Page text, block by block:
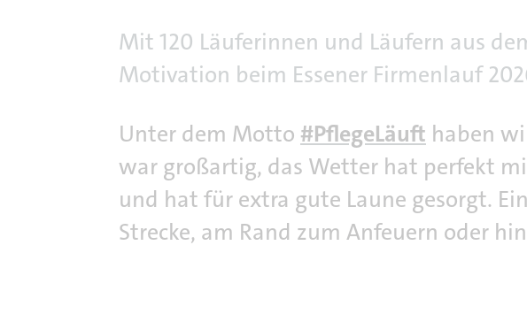
Mit 120 Läuferinnen und Läufern aus
Motivation beim Essener Firmenlauf
Unter dem Motto #PflegeLäuft haben
war großartig, das Wetter hat perfekt
und hat für extra gute Laune gesorgt.
Strecke, am Rand zum Anfeuern oder